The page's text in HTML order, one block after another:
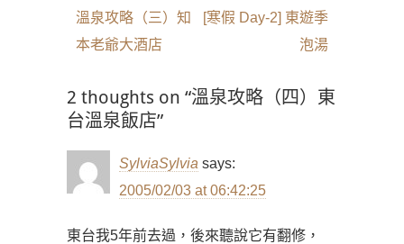
章
導
覽
Previous
post:
溫泉攻略（三）知
本老爺大酒店
Next
[寒假 Day-2] 東遊季
泡湯
2 thoughts on “溫泉攻略（四）東
台溫泉飯店”
SylviaSylvia says:
2005/02/03 at 06:42:25
東台我5年前去過，後來聽說它有翻修，